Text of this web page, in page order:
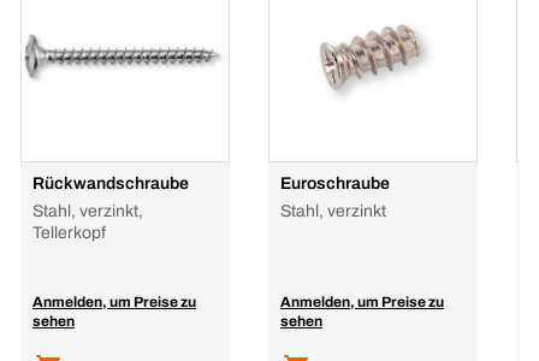
Rückwandschraube
Stahl, verzinkt,
Tellerkopf
Anmelden, um Preise zu
sehen
Euroschraube
Stahl, verzinkt
Anmelden, um Preise zu
sehen